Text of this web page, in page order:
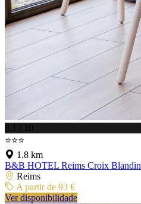
8.1 / 10
⭐⭐⭐
1.8 km
B&B HOTEL Reims Croix Blandin
Reims
A partir de 93 €
Ver disponibilidade